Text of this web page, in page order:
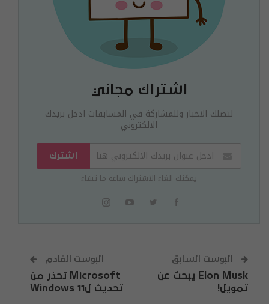
اشتراك مجاني
لتصلك الاخبار وللمشاركة في المسابقات ادخل بريدك
الالكتروني
اشترك
يمكنك الغاء الاشتراك ساعة ما تشاء
البوست السابق
Elon Musk يبحث عن
تمويل!
البوست القادم
Microsoft تحذر من
تحديث لWindows 11